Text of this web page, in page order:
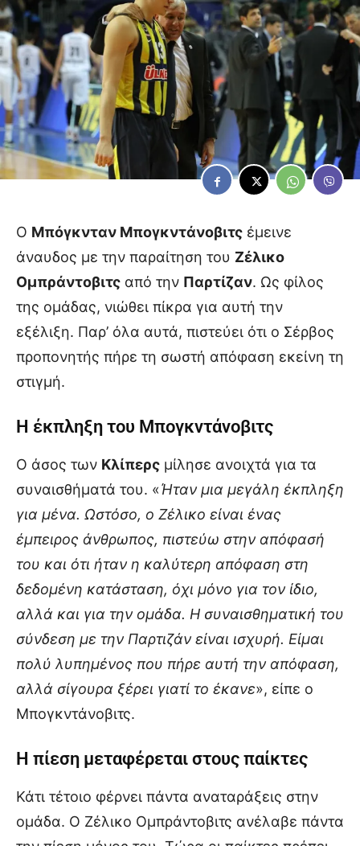
Ο Μπόγκνταν Μπογκντάνοβιτς έμεινε
άναυδος με την παραίτηση του Ζέλικο
Ομπράντοβιτς από την Παρτίζαν. Ως φίλος
της ομάδας, νιώθει πίκρα για αυτή την
εξέλιξη. Παρ’ όλα αυτά, πιστεύει ότι ο Σέρβος
προπονητής πήρε τη σωστή απόφαση εκείνη τη
στιγμή.
Η έκπληξη του Μπογκντάνοβιτς
Ο άσος των Κλίπερς μίλησε ανοιχτά για τα
συναισθήματά του. «Ήταν μια μεγάλη έκπληξη
για μένα. Ωστόσο, ο Ζέλικο είναι ένας
έμπειρος άνθρωπος, πιστεύω στην απόφασή
του και ότι ήταν η καλύτερη απόφαση στη
δεδομένη κατάσταση, όχι μόνο για τον ίδιο,
αλλά και για την ομάδα. Η συναισθηματική του
σύνδεση με την Παρτιζάν είναι ισχυρή. Είμαι
πολύ λυπημένος που πήρε αυτή την απόφαση,
αλλά σίγουρα ξέρει γιατί το έκανε», είπε ο
Μπογκντάνοβιτς.
Η πίεση μεταφέρεται στους παίκτες
Κάτι τέτοιο φέρνει πάντα αναταράξεις στην
ομάδα. Ο Ζέλικο Ομπράντοβιτς ανέλαβε πάντα